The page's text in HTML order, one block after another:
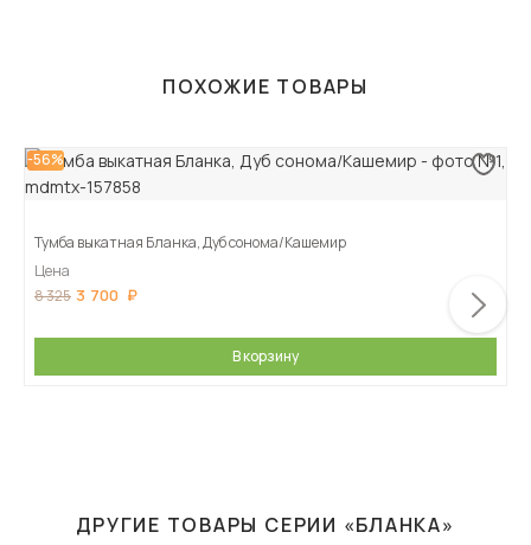
ПОХОЖИЕ ТОВАРЫ
-56%
Тумба выкатная Бланка, Дуб сонома/Кашемир
Цена
8 325 3 700
В корзину
ДРУГИЕ ТОВАРЫ СЕРИИ «БЛАНКА»